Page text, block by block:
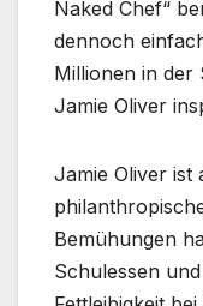
Naked Chef“
dennoch
Millionen in der
Jamie Oliver
Jamie Oliver ist
Bemühungen
Schulessen